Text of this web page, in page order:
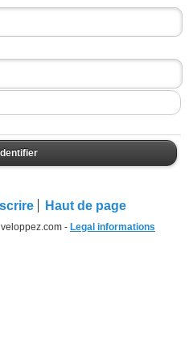
Haut de page
- Legal informations